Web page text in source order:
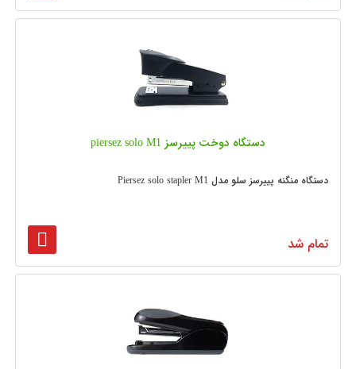
دستگاه دوخت پییرسز piersez solo M1
دستگاه منگنه پییرسز سلو مدل Piersez solo stapler M1
تمام شد